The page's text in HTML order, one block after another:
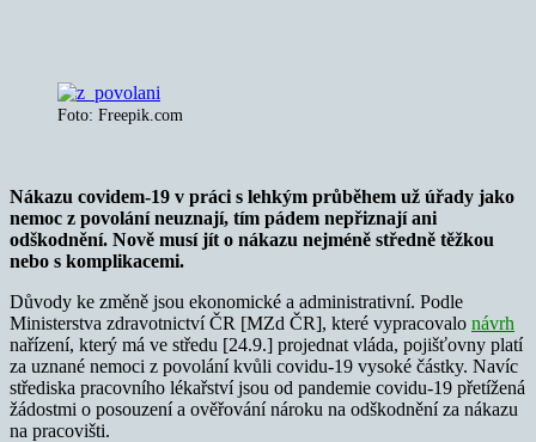
Foto: Freepik.com
Nákazu covidem-19 v práci s lehkým průběhem už úřady jako
nemoc z povolání neuznají, tím pádem nepřiznají ani
odškodnění. Nově musí jít o nákazu nejméně středně těžkou
nebo s komplikacemi.
Důvody ke změně jsou ekonomické a administrativní. Podle
Ministerstva zdravotnictví ČR [MZd ČR], které vypracovalo návrh
nařízení, který má ve středu [24.9.] projednat vláda, pojišťovny platí
za uznané nemoci z povolání kvůli covidu-19 vysoké částky. Navíc
střediska pracovního lékařství jsou od pandemie covidu-19 přetížená
žádostmi o posouzení a ověřování nároku na odškodnění za nákazu
na pracovišti.